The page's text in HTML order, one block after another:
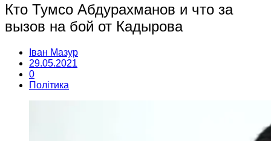
Кто Тумсо Абдурахманов и что за
вызов на бой от Кадырова
Іван Мазур
29.05.2021
0
Політика